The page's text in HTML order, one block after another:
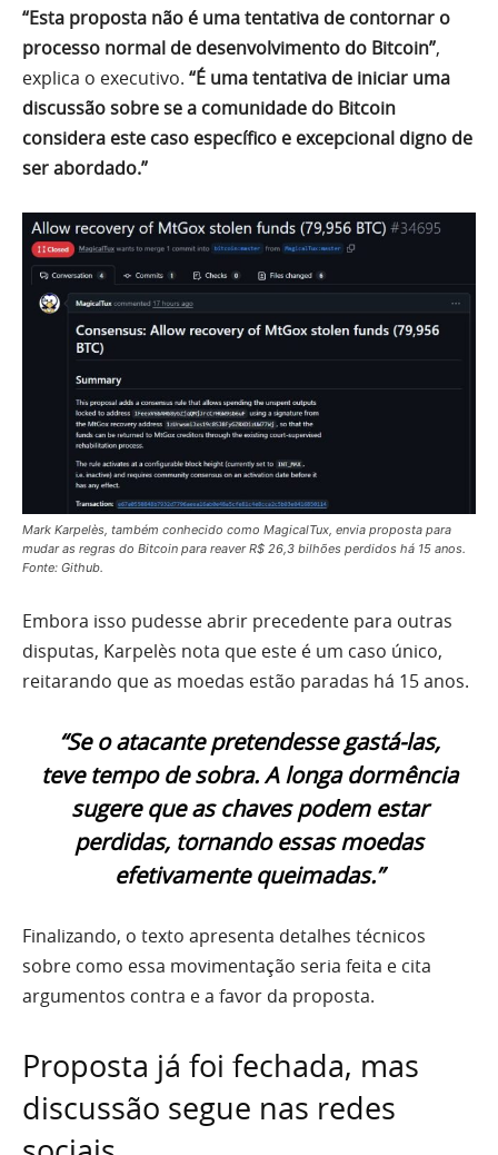
“Esta proposta não é uma tentativa de contornar o
processo normal de desenvolvimento do Bitcoin”,
explica o executivo. “É uma tentativa de iniciar uma
discussão sobre se a comunidade do Bitcoin
considera este caso específico e excepcional digno de
ser abordado.”
Mark Karpelès, também conhecido como MagicalTux, envia proposta para
mudar as regras do Bitcoin para reaver R$ 26,3 bilhões perdidos há 15 anos.
Fonte: Github.
Embora isso pudesse abrir precedente para outras
disputas, Karpelès nota que este é um caso único,
reitarando que as moedas estão paradas há 15 anos.
“Se o atacante pretendesse gastá-las,
teve tempo de sobra. A longa dormência
sugere que as chaves podem estar
perdidas, tornando essas moedas
efetivamente queimadas.”
Finalizando, o texto apresenta detalhes técnicos
sobre como essa movimentação seria feita e cita
argumentos contra e a favor da proposta.
Proposta já foi fechada, mas
discussão segue nas redes